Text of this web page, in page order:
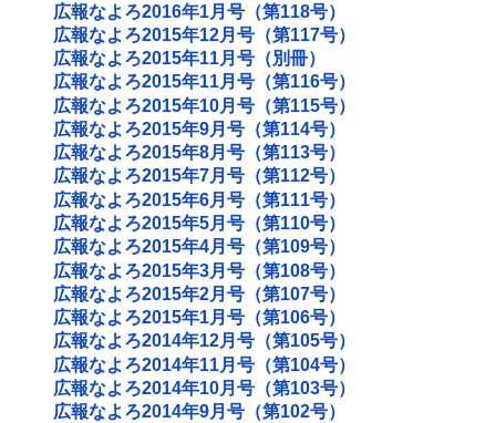
広報なよろ2016年1月号（第118号）
広報なよろ2015年12月号（第117号）
広報なよろ2015年11月号（別冊）
広報なよろ2015年11月号（第116号）
広報なよろ2015年10月号（第115号）
広報なよろ2015年9月号（第114号）
広報なよろ2015年8月号（第113号）
広報なよろ2015年7月号（第112号）
広報なよろ2015年6月号（第111号）
広報なよろ2015年5月号（第110号）
広報なよろ2015年4月号（第109号）
広報なよろ2015年3月号（第108号）
広報なよろ2015年2月号（第107号）
広報なよろ2015年1月号（第106号）
広報なよろ2014年12月号（第105号）
広報なよろ2014年11月号（第104号）
広報なよろ2014年10月号（第103号）
広報なよろ2014年9月号（第102号）